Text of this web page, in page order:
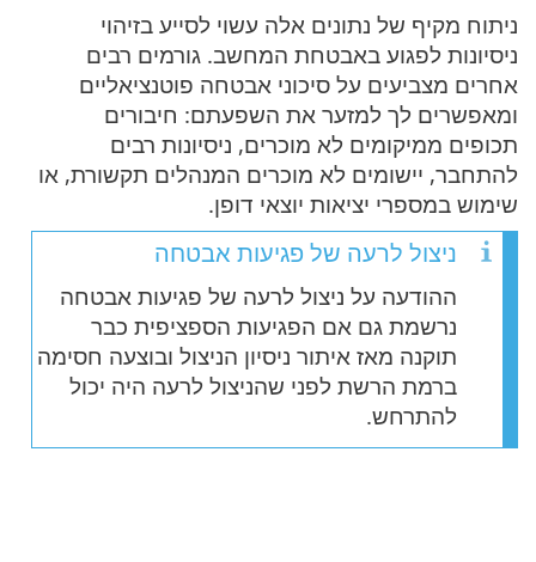
ניתוח מקיף של נתונים אלה עשוי לסייע בזיהוי
ניסיונות לפגוע באבטחת המחשב. גורמים רבים
אחרים מצביעים על סיכוני אבטחה פוטנציאליים
ומאפשרים לך למזער את השפעתם: חיבורים
תכופים ממיקומים לא מוכרים, ניסיונות רבים
להתחבר, יישומים לא מוכרים המנהלים תקשורת, או
שימוש במספרי יציאות יוצאי דופן.
ניצול לרעה של פגיעות אבטחה
ההודעה על ניצול לרעה של פגיעות אבטחה
נרשמת גם אם הפגיעות הספציפית כבר
תוקנה מאז איתור ניסיון הניצול ובוצעה חסימה
ברמת הרשת לפני שהניצול לרעה היה יכול
להתרחש.